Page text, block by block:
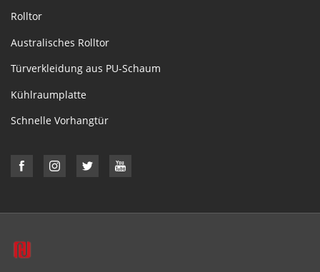
Rolltor
Australisches Rolltor
Türverkleidung aus PU-Schaum
Kühlraumplatte
Schnelle Vorhangtür